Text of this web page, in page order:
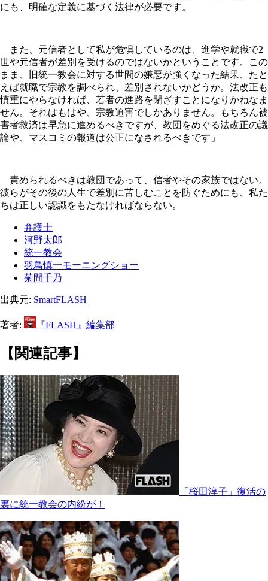
にも、明確な定義に基づく法律が必要です。
また、元信者として私が危惧しているのは、進学や就職で2
世や元信者が差別を受けるのではないかということです。この
まま、旧統一教会に対する世間の嫌悪が強くなった結果、たと
えば就職で宗教を調べられ、差別されないかどうか。法改正も
慎重にやらなければ、若者の進路を閉ざすことになりかねなま
せん。それはもはや、宗教迫害でしかありません。もちろん被
害者救済は早急に進めるべきですが、教団をめぐる法改正の議
論や、マスコミの報道は公正になされるべきです」
責められるべきは教団であって、信者やその家族ではない。
彼らがその後の人生で差別に苦しむことを防ぐためにも、私た
ちは正しい認識をもたなければならない。
弁護士
河野太郎
統一教会
羽鳥慎一モーニングショー
菊間千乃
出典元: SmartFLASH
著者: 『FLASH』編集部
【関連記事】
「桜田淳子」復活の
裏に統一教会の内紛が！